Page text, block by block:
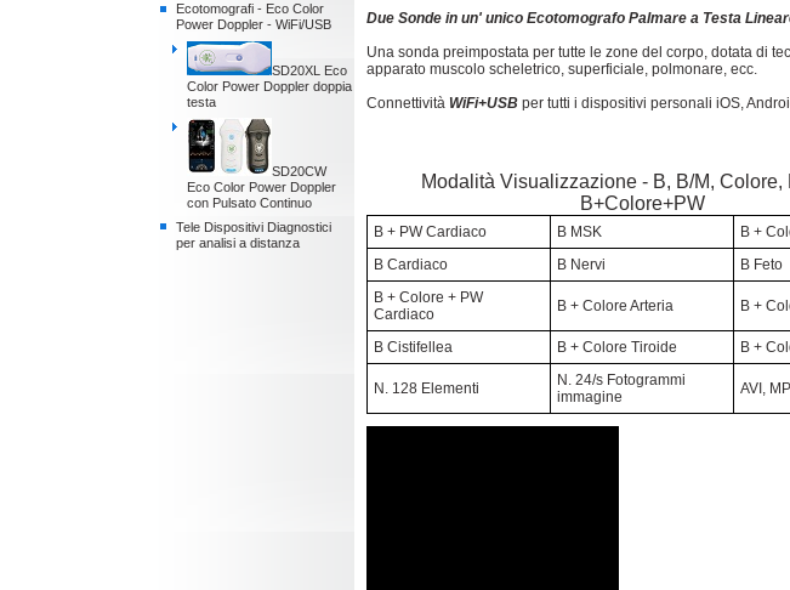
Ecotomografi - Eco Color
Power Doppler - WiFi/USB
SD20XL Eco
Color Power Doppler doppia
testa
SD20CW
Eco Color Power Doppler
con Pulsato Continuo
Tele Dispositivi Diagnostici
per analisi a distanza
Due Sonde in un' unico Ecotomografo Palmare a Testa
Una sonda preimpostata per tutte le zone del corpo, dotata di
apparato muscolo scheletrico, superficiale, polmonare, ecc.
Connettività WiFi+USB per tutti i dispositivi personali iOS,
Modalità Visualizzazione - B, B/M, Colore,
B+Colore+PW
B + PW Cardiaco B MSK
B +
B Cardiaco
B Nervi
B Feto
B + Colore + PW
Cardiaco
B + Colore Arteria B +
B Cistifellea B + Colore Tiroide B +
N. 128 Elementi
N. 24/s Fotogrammi
immagine
AVI,